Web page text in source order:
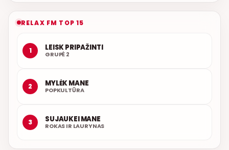
RELAX FM TOP 15
1 LEISK PRIPAŽINTI
GRUPĖ 2
2 MYLĖK MANE
POPKULTŪRA
3 SUJAUKEI MANE
ROKAS IR LAURYNAS